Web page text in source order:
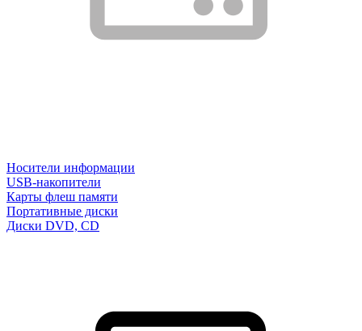
Носители информации
USB-накопители
Карты флеш памяти
Портативные диски
Диски DVD, CD